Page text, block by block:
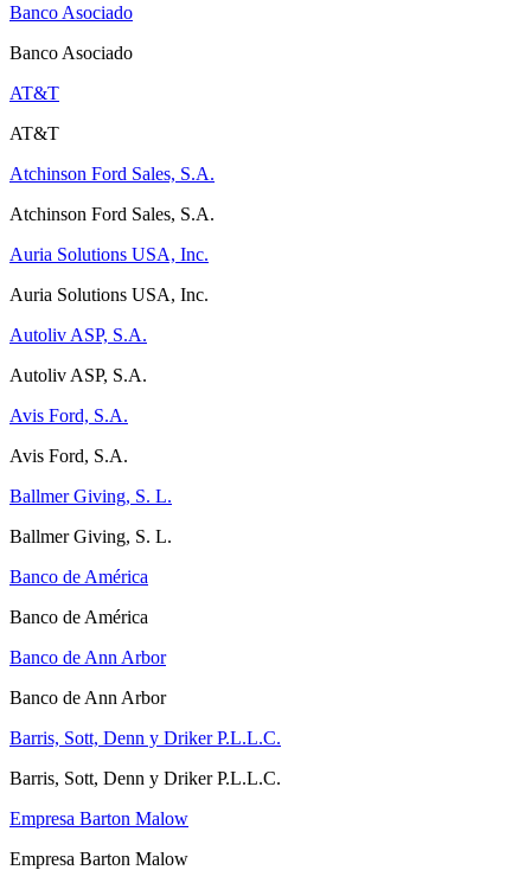
Banco Asociado
Banco Asociado
AT&T
AT&T
Atchinson Ford Sales, S.A.
Atchinson Ford Sales, S.A.
Auria Solutions USA, Inc.
Auria Solutions USA, Inc.
Autoliv ASP, S.A.
Autoliv ASP, S.A.
Avis Ford, S.A.
Avis Ford, S.A.
Ballmer Giving, S. L.
Ballmer Giving, S. L.
Banco de América
Banco de América
Banco de Ann Arbor
Banco de Ann Arbor
Barris, Sott, Denn y Driker P.L.L.C.
Barris, Sott, Denn y Driker P.L.L.C.
Empresa Barton Malow
Empresa Barton Malow